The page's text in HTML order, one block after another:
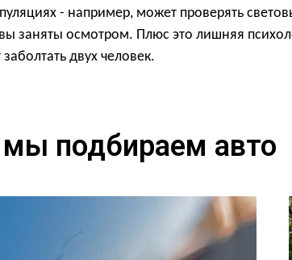
- например, может проверять
заняты осмотром. Плюс это лишняя
заболтать двух человек.
подбираем авто